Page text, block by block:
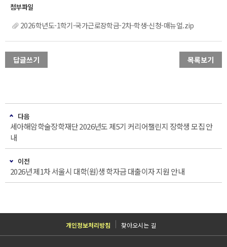
2026학년도-1학기-국가근로장학금-2차-학생-신청-매뉴얼.zip
답글쓰기 목록보기
다음
세아해암학술장학재단 2026년도 제5기 커리어챌린지 장학생 모집 안
내
이전
2026년 제1차 서울시 대학(원)생 학자금 대출이자 지원 안내
개인정보처리방침 찾아오시는 길